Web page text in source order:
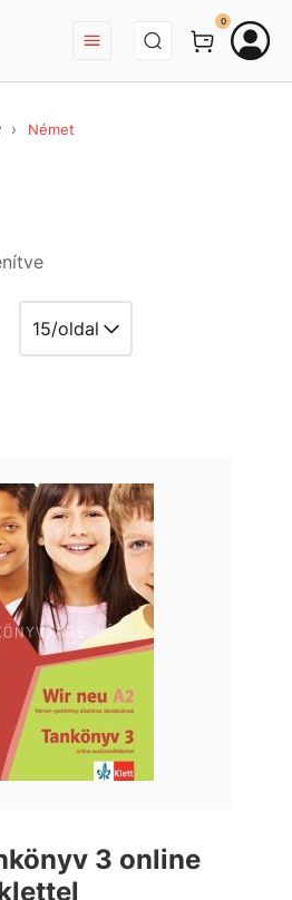
BEJELENTKEZÉS
0
Német
3 online